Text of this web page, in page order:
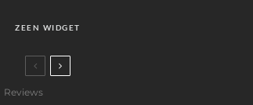
ZEEN WIDGET
Reviews